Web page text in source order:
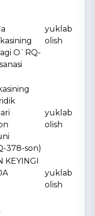
O`RQ-
yuklab
olish
378-son)
yuklab
olish
KЕYINGI
yuklab
olish